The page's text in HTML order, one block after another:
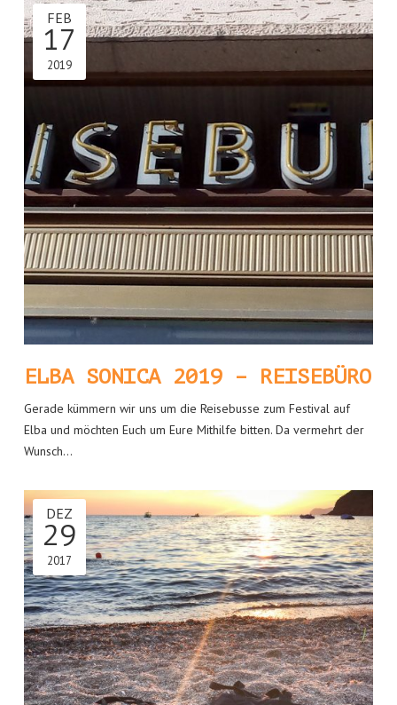
ELBA SONICA 2019 – REISEBÜRO
FEB
17
2019
Gerade kümmern wir uns um die Reisebusse zum Festival auf
Elba und möchten Euch um Eure Mithilfe bitten. Da vermehrt der
Wunsch…
DEZ
29
2017